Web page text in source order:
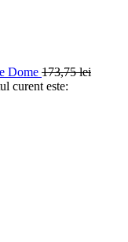
Dome 173,75lei
curent este: